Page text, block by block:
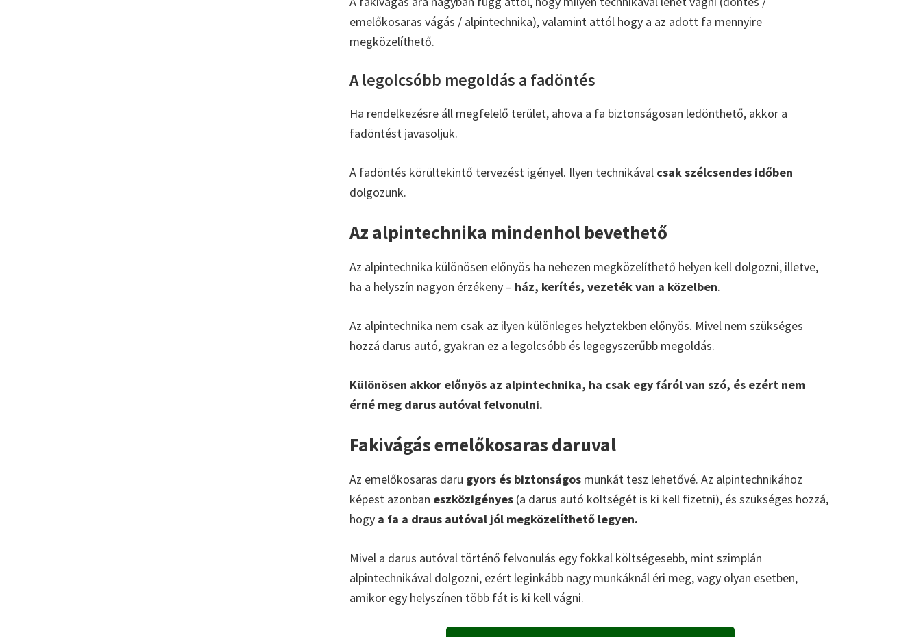
emelőkosaras vágás / alpintechnika), valamint attól hogy a az adott fa mennyire
megközelíthető.
A legolcsóbb megoldás a fadöntés
Ha rendelkezésre áll megfelelő terület, ahova a fa biztonságosan ledönthető, akkor a
fadöntést javasoljuk.
A fadöntés körültekintő tervezést igényel. Ilyen technikával csak szélcsendes időben
dolgozunk.
Az alpintechnika mindenhol bevethető
Az alpintechnika különösen előnyös ha nehezen megközelíthető helyen kell dolgozni, illetve,
ha a helyszín nagyon érzékeny – ház, kerítés, vezeték van a közelben.
Az alpintechnika nem csak az ilyen különleges helyztekben előnyös. Mivel nem szükséges
hozzá darus autó, gyakran ez a legolcsóbb és legegyszerűbb megoldás.
Különösen akkor előnyös az alpintechnika, ha csak egy fáról van szó, és ezért nem
érné meg darus autóval felvonulni.
Fakivágás emelőkosaras daruval
Az emelőkosaras daru gyors és biztonságos munkát tesz lehetővé. Az alpintechnikához
képest azonban eszközigényes (a darus autó költségét is ki kell fizetni), és szükséges hozzá,
hogy a fa a draus autóval jól megközelíthető legyen.
Mivel a darus autóval történő felvonulás egy fokkal költségesebb, mint szimplán
alpintechnikával dolgozni, ezért leginkább nagy munkáknál éri meg, vagy olyan esetben,
amikor egy helyszínen több fát is ki kell vágni.